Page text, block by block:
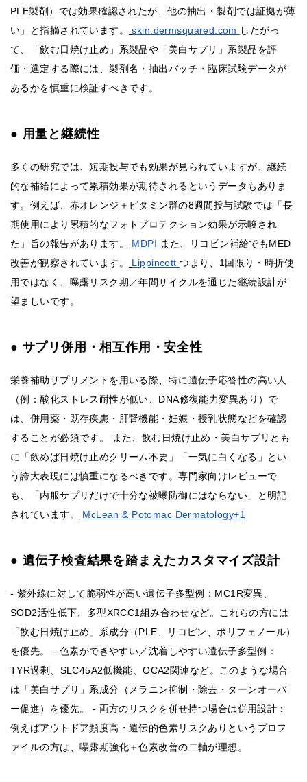
PLE製剤）では効果確認されたが、他の抽出・製剤では証拠が薄
い」と指摘されています。
skin.dermsquared.com したがっ
て、「飲む日焼け止め」系製品や「美白サプリ」系製品を評
価・選定する際には、製剤名・抽出バッチ・臨床試験データが
あるかを慎重に検証すべきです。
● 用量と継続性
多くの研究では、短期投与でも効果が見られていますが、継続
的な補給によって累積効果が期待されるというデータもありま
す。例えば、赤オレンジ＋ビタミン群の8週間投与試験では「長
期使用により累積的なフォトプロテクション効果が示唆され
た」旨の報告があります。
MDPI また、リコピン補給でもMED
改善が観察されています。
Lippincottつまり、1回限り・時折使
用ではなく、曝露リスク期／年間サイクルを通じた継続設計が
望ましいです。
● サプリ併用・相互作用・安全性
栄養補助サプリメントを用いる際、特に遺伝子応答性の高い人
（例：酸化ストレス耐性が低い、DNA修復能力変異あり）で
は、併用薬・既存疾患・肝腎機能・妊娠・授乳状態などを確認
することが必須です。 また、飲む日焼け止め・美白サプリとも
に「飲めば日焼け止めクリーム不要」「一気に白くなる」とい
う誇大表現には慎重になるべきです。専門家向けレビューで
も、「内服サプリだけで十分な被曝防御にはならない」と明記
されています。
McLean & Potomac Dermatology+1
● 遺伝子検査結果を踏まえたカスタマイズ設計
‐ 紫外線に対して脆弱性が高い遺伝子多型例：MC1R変異、
SOD2活性低下、多型XRCC1組み合わせなど。これらの方には
「飲む日焼け止め」系成分（PLE、リコピン、ポリフェノール）
を優先。 ‐ 色素ができやすい／沈着しやすい遺伝子多型例：
TYR過剰、SLC45A2低機能、OCA2関連など。このような場合
は「美白サプリ」系成分（メラニン抑制・除去・ターンオーバ
ー促進）を優先。 ‐ 両方のリスクを併せ持つ場合は併用設計：
例えばアウトドア頻度高・遺伝的色素リスクありというプロフ
ァイルの方は、曝露期強化＋色素改善の二軸が理想。